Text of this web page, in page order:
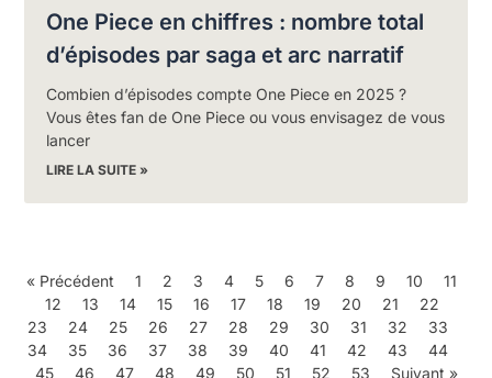
One Piece en chiffres : nombre total
d’épisodes par saga et arc narratif
Combien d’épisodes compte One Piece en 2025 ?
Vous êtes fan de One Piece ou vous envisagez de vous
lancer
LIRE LA SUITE »
« Précédent 1 2 3 4 5 6 7 8 9 10
11
12
13 14 15 16 17 18 19 20 21
22
23
24 25 26 27 28 29 30 31 32
33
34
35 36 37 38 39 40 41 42 43
44
45
46 47 48 49 50 51 52 53 Suivant »